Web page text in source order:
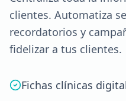
clientes. Automatiza
recordatorios y
fidelizar a tus clientes.
Fichas clínicas